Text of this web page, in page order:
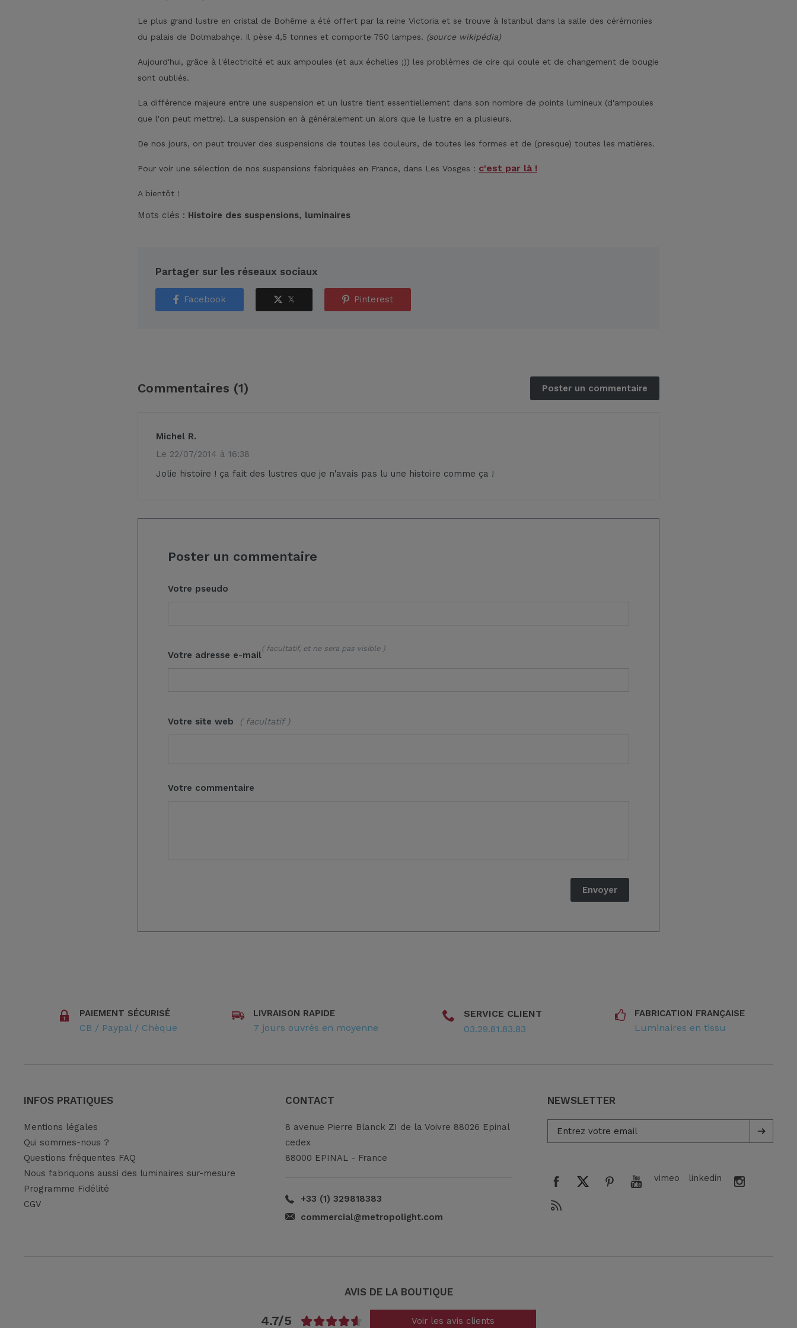
Le plus grand lustre en cristal de Bohême a été offert par la reine Victoria et se trouve à Istanbul dans la salle des cérémonies
du palais de Dolmabahçe. Il pèse 4,5 tonnes et comporte 750 lampes. (source wikipédia)
Aujourd'hui, grâce à l'électricité et aux ampoules (et aux échelles ;)) les problèmes de cire qui coule et de changement de bougie
sont oubliés.
La différence majeure entre une suspension et un lustre tient essentiellement dans son nombre de points lumineux (d'ampoules
que l'on peut mettre). La suspension en à généralement un alors que le lustre en a plusieurs.
De nos jours, on peut trouver des suspensions de toutes les couleurs, de toutes les formes et de (presque) toutes les matières.
Pour voir une sélection de nos suspensions fabriquées en France, dans Les Vosges : c'est par là !
A bientôt !
Mots clés : Histoire des suspensions, luminaires
Partager sur les réseaux sociaux
Facebook 𝕏 Pinterest
Commentaires (1) Poster un commentaire
Michel R.
le 22/07/2014 à 16:38
Jolie histoire ! ça fait des lustres que je n'avais pas lu une histoire comme ça !
Poster un commentaire
Votre pseudo
Votre adresse e-mail
( facultatif, et ne sera pas visible )
Votre site web ( facultatif )
Votre commentaire
PAIEMENT SÉCURISÉ
CB / Paypal / Chèque
LIVRAISON RAPIDE
7 jours ouvrés en moyenne
SERVICE CLIENT
03.29.81.83.83
FABRICATION FRANÇAISE
Luminaires en tissu
INFOS PRATIQUES
Mentions légales
Qui sommes-nous ?
Questions fréquentes FAQ
Nous fabriquons aussi des luminaires sur-mesure
Programme Fidélité
CGV
CONTACT
8 avenue Pierre Blanck ZI de la Voivre 88026 Epinal
cedex
88000 EPINAL - France
+33 (1) 329818383
commercial@metropolight.com
NEWSLETTER
vimeo linkedin
AVIS DE LA BOUTIQUE
4.7/5 Voir les avis clients